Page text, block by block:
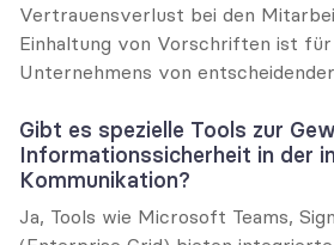
Vertrauensverlust bei den
Einhaltung von Vorschriften ist
Unternehmens von
Gibt es spezielle Tools zur
Informationssicherheit in der
Kommunikation?
Ja, Tools wie Microsoft Teams,